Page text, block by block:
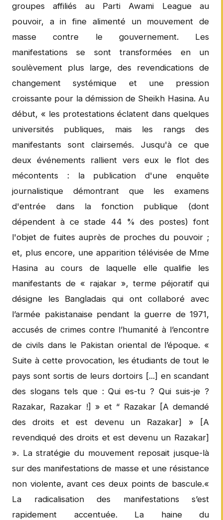
groupes affiliés au Parti Awami League au
pouvoir, a in fine alimenté un mouvement de
masse contre le gouvernement. Les
manifestations se sont transformées en un
soulèvement plus large, des revendications de
changement systémique et une pression
croissante pour la démission de Sheikh Hasina. Au
début, « les protestations éclatent dans quelques
universités publiques, mais les rangs des
manifestants sont clairsemés. Jusqu'à ce que
deux événements rallient vers eux le flot des
mécontents : la publication d'une enquête
journalistique démontrant que les examens
d'entrée dans la fonction publique (dont
dépendent à ce stade 44 % des postes) font
l'objet de fuites auprès de proches du pouvoir ;
et, plus encore, une apparition télévisée de Mme
Hasina au cours de laquelle elle qualifie les
manifestants de « rajakar », terme péjoratif qui
désigne les Bangladais qui ont collaboré avec
l’armée pakistanaise pendant la guerre de 1971,
accusés de crimes contre l’humanité à l’encontre
de civils dans le Pakistan oriental de l’époque. «
Suite à cette provocation, les étudiants de tout le
pays sont sortis de leurs dortoirs [...] en scandant
des slogans tels que : Qui es-tu ? Qui suis-je ?
Razakar, Razakar !] » et “ Razakar [A demandé
des droits et est devenu un Razakar] » [A
revendiqué des droits et est devenu un Razakar]
». La stratégie du mouvement reposait jusque-là
sur des manifestations de masse et une résistance
non violente, avant ces deux points de bascule.«
La radicalisation des manifestations s’est
rapidement accentuée. La haine du